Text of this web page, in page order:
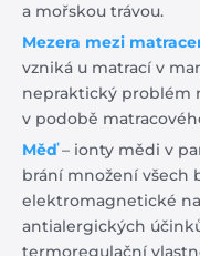
a mořskou trávou.
Mezera mezi
vzniká u matrací v
nepraktický problém
v podobě
Měď– ionty mědi v
brání množení všech
elektromagnetické
antialergických
termoregulační